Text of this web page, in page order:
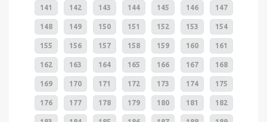
141 142 143 144 145 146 147
148 149 150 151 152 153 154
155 156 157 158 159 160 161
162 163 164 165 166 167 168
169 170 171 172 173 174 175
176 177 178 179 180 181 182